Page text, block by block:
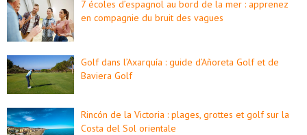
7 écoles d’espagnol au bord de la mer : apprenez
en compagnie du bruit des vagues
Golf dans l’Axarquía : guide d’Añoreta Golf et de
Baviera Golf
Rincón de la Victoria : plages, grottes et golf sur la
Costa del Sol orientale